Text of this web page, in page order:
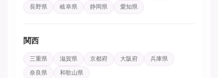
長野県
岐阜県 静岡県 愛知県
関西
三重県 滋賀県 京都府 大阪府
兵庫県
奈良県
和歌山県